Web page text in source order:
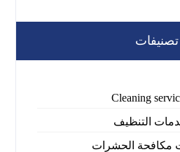
تصنيفات
Cleaning
التنظيف
مكافحة الحشرات